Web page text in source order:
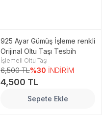
925 Ayar Gümüş İşleme renkli
Orijinal Oltu Taşı Tesbih
İşlemeli Oltu Taşı
6,500 TL%30 İNDİRİM
4,500 TL
Sepete Ekle